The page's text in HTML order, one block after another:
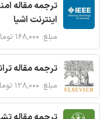
اینترنت اشیا
مبلغ: ۱۶۸,۰۰۰ تومان
ترجمه مقاله
مبلغ: ۱۲۸,۰۰۰ تومان